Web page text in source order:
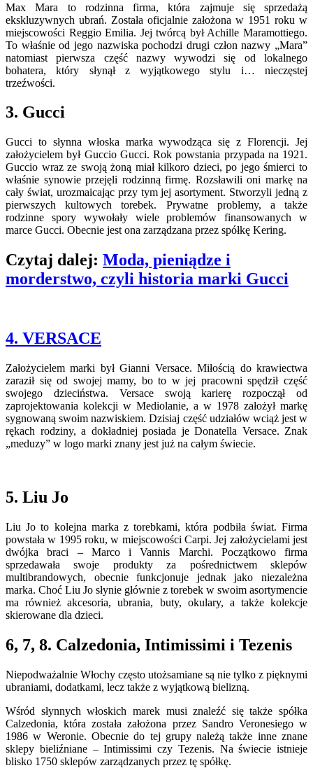
Max Mara to rodzinna firma, która zajmuje się sprzedażą
ekskluzywnych ubrań. Została oficjalnie założona w 1951 roku w
miejscowości Reggio Emilia. Jej twórcą był Achille Maramottiego.
To właśnie od jego nazwiska pochodzi drugi człon nazwy „Mara”
natomiast pierwsza część nazwy wywodzi się od lokalnego
bohatera, który słynął z wyjątkowego stylu i… nieczęstej
trzeźwości.
3. Gucci
Gucci to słynna włoska marka wywodząca się z Florencji. Jej
założycielem był Guccio Gucci. Rok powstania przypada na 1921.
Guccio wraz ze swoją żoną miał kilkoro dzieci, po jego śmierci to
właśnie synowie przejęli rodzinną firmę. Rozsławili oni markę na
cały świat, urozmaicając przy tym jej asortyment. Stworzyli jedną z
pierwszych kultowych torebek. Prywatne problemy, a także
rodzinne spory wywołały wiele problemów finansowanych w
marce Gucci. Obecnie jest ona zarządzana przez spółkę Kering.
Czytaj dalej: Moda, pieniądze i
morderstwo, czyli historia marki Gucci
4. VERSACE
Założycielem marki był Gianni Versace. Miłością do krawiectwa
zaraził się od swojej mamy, bo to w jej pracowni spędził część
swojego dzieciństwa. Versace swoją karierę rozpoczął od
zaprojektowania kolekcji w Mediolanie, a w 1978 założył markę
sygnowaną swoim nazwiskiem. Dzisiaj część udziałów wciąż jest w
rękach rodziny, a dokładniej posiada je Donatella Versace. Znak
„meduzy” w logo marki znany jest już na całym świecie.
5. Liu Jo
Liu Jo to kolejna marka z torebkami, która podbiła świat. Firma
powstała w 1995 roku, w miejscowości Carpi. Jej założycielami jest
dwójka braci – Marco i Vannis Marchi. Początkowo firma
sprzedawała swoje produkty za pośrednictwem sklepów
multibrandowych, obecnie funkcjonuje jednak jako niezależna
marka. Choć Liu Jo słynie głównie z torebek w swoim asortymencie
ma również akcesoria, ubrania, buty, okulary, a także kolekcje
skierowane dla dzieci.
6, 7, 8. Calzedonia, Intimissimi i Tezenis
Niepodważalnie Włochy często utożsamiane są nie tylko z pięknymi
ubraniami, dodatkami, lecz także z wyjątkową bielizną.
Wśród słynnych włoskich marek musi znaleźć się także spółka
Calzedonia, która została założona przez Sandro Veronesiego w
1986 w Weronie. Obecnie do tej grupy należą także inne znane
sklepy bieliźniane – Intimissimi czy Tezenis. Na świecie istnieje
blisko 1750 sklepów zarządzanych przez tę spółkę.